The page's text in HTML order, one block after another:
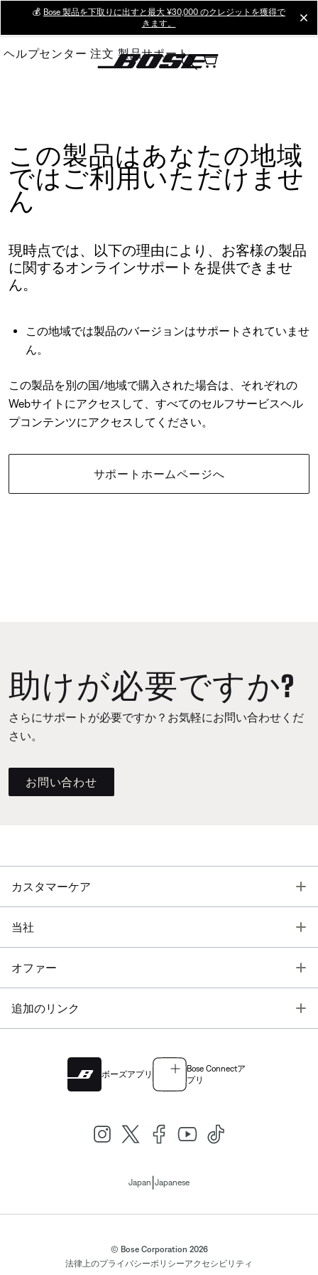
Main
💰 Bose 製品を下取りに出すと最大 ¥30,000 のクレジットを獲得で
きます。
ヘルプセンター 注文 製品サポート
この製品はあなたの地域
ではご利用いただけませ
ん
現時点では、以下の理由により、お客様の製品
に関するオンラインサポートを提供できませ
ん。
この地域では製品のバージョンはサポートされていませ
ん。
この製品を別の国/地域で購入された場合は、それぞれの
Webサイトにアクセスして、すべてのセルフサービスヘル
プコンテンツにアクセスしてください。
サポートホームページへ
助けが必要ですか?
さらにサポートが必要ですか？お気軽にお問い合わせくだ
さい。
お問い合わせ
カスタマーケア
当社
オファー
追加のリンク
ボーズアプリ
Bose Connectア
プリ
Japan Japanese
© Bose Corporation 2026
法律上のプライバシーポリシーアクセシビリティ